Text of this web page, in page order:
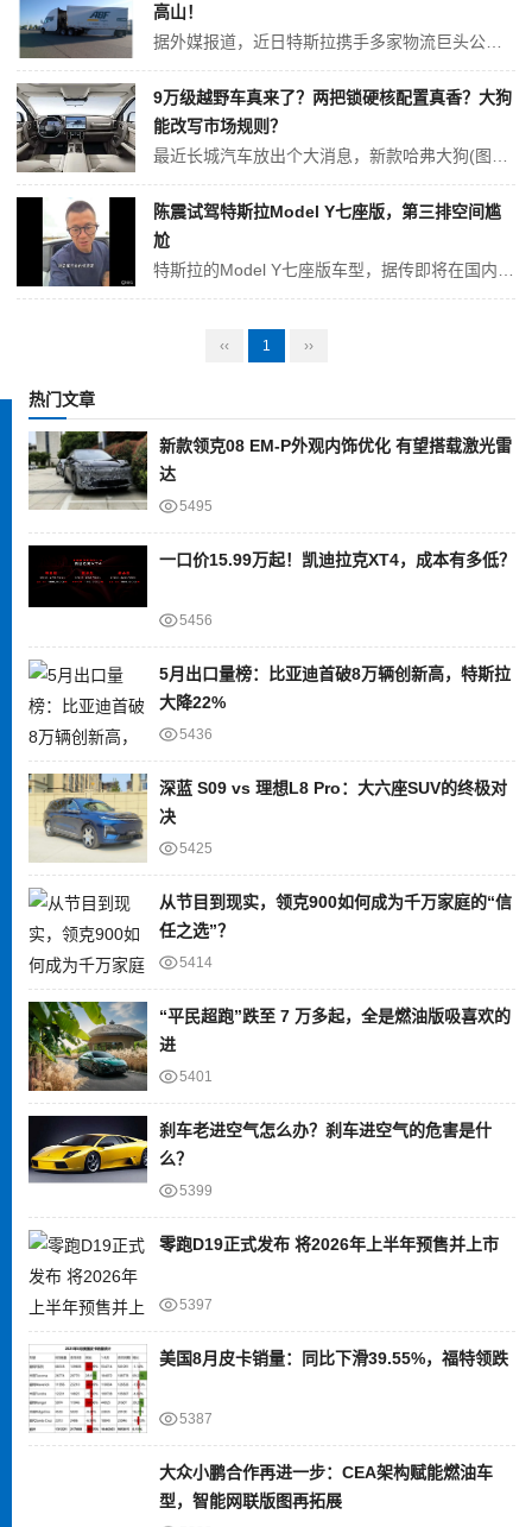
高山！
9万级越野车真来了？两把锁硬核配置真香？大狗
能改写市场规则？
陈震试驾特斯拉Model Y七座版，第三排空间尴
尬
‹‹ 1 ››
热门文章
新款领克08 EM-P外观内饰优化 有望搭载激光雷
达
5495
一口价15.99万起！凯迪拉克XT4，成本有多低？
5456
5月出口量榜：比亚迪首破8万辆创新高，特斯拉
大降22%
5436
深蓝 S09 vs 理想L8 Pro：大六座SUV的终极对
决
5425
从节目到现实，领克900如何成为千万家庭的“信
任之选”？
5414
“平民超跑”跌至 7 万多起，全是燃油版吸喜欢的
进
5401
刹车老进空气怎么办？刹车进空气的危害是什
么？
5399
零跑D19正式发布 将2026年上半年预售并上市
5397
美国8月皮卡销量：同比下滑39.55%，福特领跌
5387
大众小鹏合作再进一步：CEA架构赋能燃油车
型，智能网联版图再拓展